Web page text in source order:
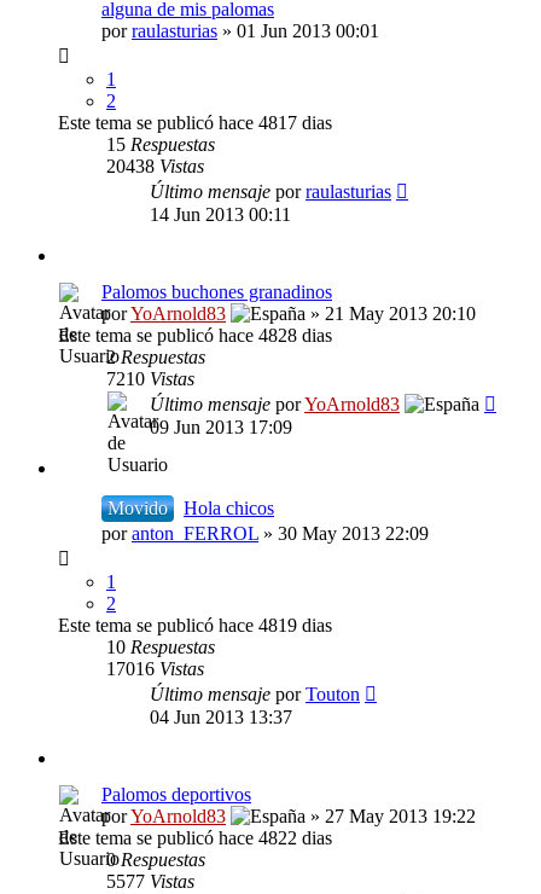
alguna de mis palomas
porraulasturias » 01 Jun 2013 00:01
1
2
Este tema se publicó hace 4817 dias
15 Respuestas
20438 Vistas
Último mensaje porraulasturias
14 Jun 2013 00:11
Palomos buchones granadinos
porYoArnold83
» 21 May 2013 20:10
Este tema se publicó hace 4828 dias
2Respuestas
7210 Vistas
Último mensaje porYoArnold83
09 Jun 2013 17:09
Movido
Hola chicos
poranton_FERROL » 30 May 2013 22:09
1
2
Este tema se publicó hace 4819 dias
10 Respuestas
17016 Vistas
Último mensaje porTouton
04 Jun 2013 13:37
Palomos deportivos
porYoArnold83
» 27 May 2013 19:22
Este tema se publicó hace 4822 dias
0Respuestas
5577 Vistas